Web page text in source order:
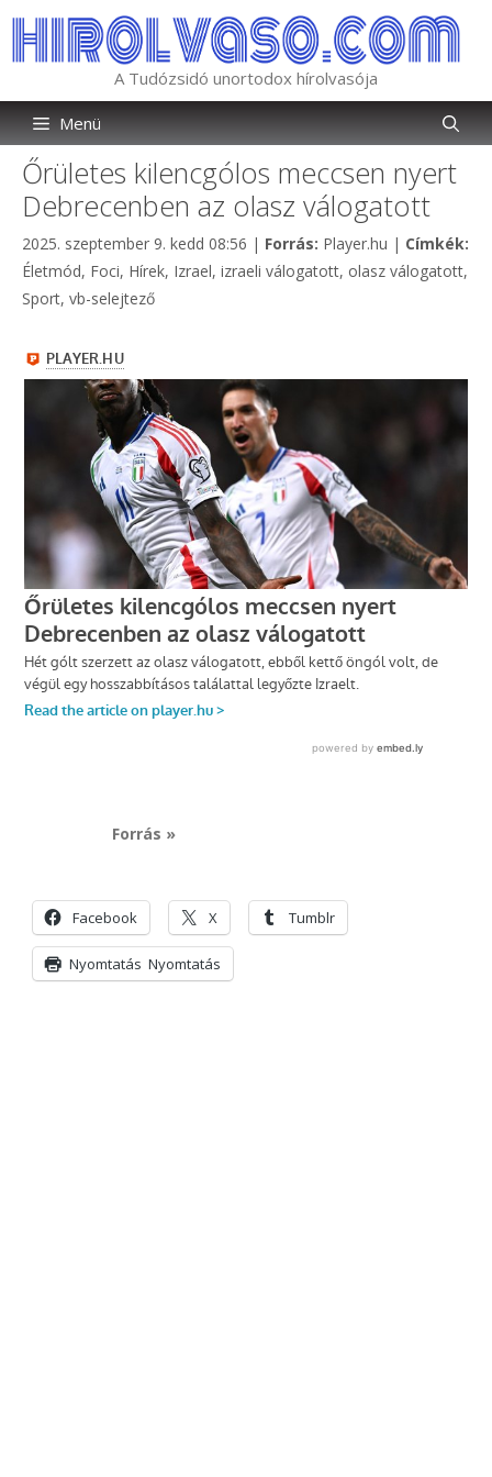
tartalomba
A Tudózsidó unortodox hírolvasója
Menü
Őrületes kilencgólos meccsen nyert
Debrecenben az olasz válogatott
2025. szeptember 9. kedd 08:56 | Forrás: Kategória
Player.hu | Címkék:
Címkék
Életmód, Foci, Hírek, Izrael, izraeli válogatott, olasz válogatott,
Sport, vb-selejtező
Forrás »
Facebook X Tumblr
Nyomtatás Nyomtatás